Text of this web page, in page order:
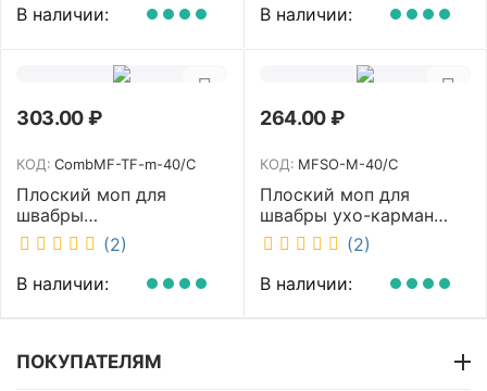
В наличии:
В наличии:
303.00₽
КОД: CombMF-TF-m-40/C
Плоский моп для
швабры
комбинированный ухо-
карман бежевый 40 см
NV CombMF-TF-m-40/C
(2)
В наличии:
264.00₽
КОД: MFSO-M-40/C
Плоский моп для
швабры ухо-карман
белый 40 см NV MFSO-
M-40/C
(2)
В наличии:
ПОКУПАТЕЛЯМ